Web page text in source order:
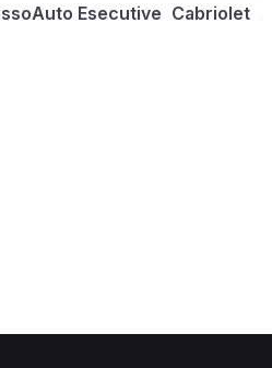
Auto Esecutive Cabriolet